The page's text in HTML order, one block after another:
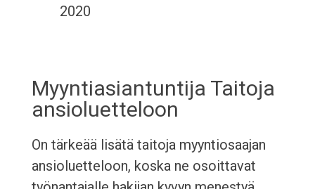
2020
Myyntiasiantuntija Taitoja
ansioluetteloon
On tärkeää lisätä taitoja myyntiosaajan
ansioluetteloon, koska ne osoittavat